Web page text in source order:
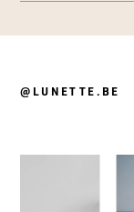
@LUNETTE.BE